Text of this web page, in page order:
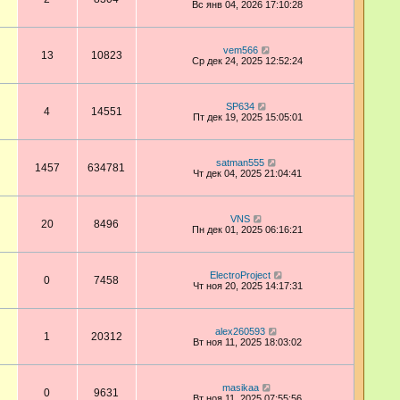
Вс янв 04, 2026 17:10:28
13 10823
vem566
Ср дек 24, 2025 12:52:24
4 14551
SP634
Пт дек 19, 2025 15:05:01
1457 634781
satman555
Чт дек 04, 2025 21:04:41
20 8496
VNS
Пн дек 01, 2025 06:16:21
0 7458
ElectroProject
Чт ноя 20, 2025 14:17:31
1 20312
alex260593
Вт ноя 11, 2025 18:03:02
0 9631
masikaa